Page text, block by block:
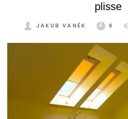
plisse
JAKUB VANĚK 6